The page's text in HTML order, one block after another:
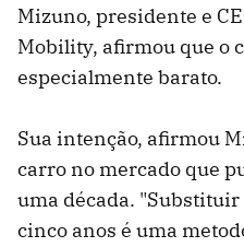
Mizuno, presidente e
Mobility, afirmou que o
especialmente barato.
Sua intenção, afirmou
carro no mercado que
uma década. "Substituir
cinco anos é uma